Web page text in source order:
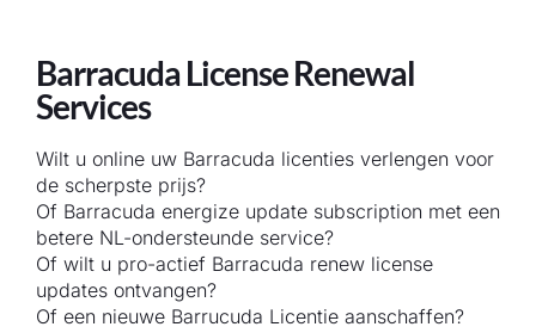
Barracuda License Renewal
Services
Wilt u online uw Barracuda licenties verlengen voor
de scherpste prijs?
Of Barracuda energize update subscription met een
betere NL-ondersteunde service?
Of wilt u pro-actief Barracuda renew license
updates ontvangen?
Of een nieuwe Barrucuda Licentie aanschaffen?